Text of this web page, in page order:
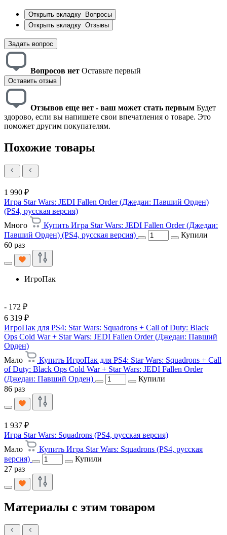
Открыть вкладку
Вопросы
Открыть вкладку Отзывы
Задать вопрос
Вопросов нет Оставьте первый
Оставить отзыв
Отзывов еще нет - ваш может стать первым Будет
здорово, если вы напишете свои впечатления о товаре. Это
поможет другим покупателям.
Похожие товары
1 990 ₽
Игра Star Wars: JEDI Fallen Order (Джедаи: Павший Орден)
(PS4, русская версия)
Много
Купить Игра Star Wars: JEDI Fallen Order (Джедаи:
Павший Орден) (PS4, русская версия)
Купили
60 раз
ИгроПак
- 172 ₽
6 319 ₽
ИгроПак для PS4: Star Wars: Squadrons + Call of Duty: Black
Ops Cold War + Star Wars: JEDI Fallen Order (Джедаи: Павший
Орден)
Мало
Купить ИгроПак для PS4: Star Wars: Squadrons + Call
of Duty: Black Ops Cold War + Star Wars: JEDI Fallen Order
(Джедаи: Павший Орден)
Купили
86 раз
1 937 ₽
Игра Star Wars: Squadrons (PS4, русская версия)
Мало
Купить Игра Star Wars: Squadrons (PS4, русская
версия)
Купили
27 раз
Материалы с этим товаром